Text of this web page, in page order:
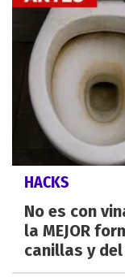
HACKS
No es con
la MEJOR
canillas y